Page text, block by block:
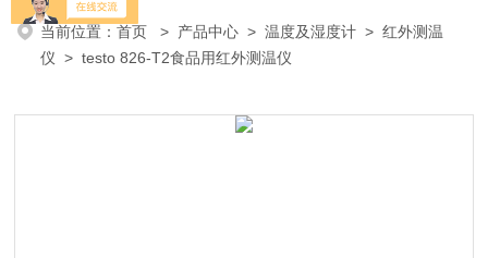
当前位置：首页 > 产品中心 >温度及湿度计 >红外测温
仪 > testo 826-T2食品用红外测温仪